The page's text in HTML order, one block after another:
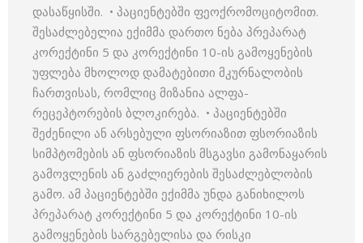
დასაწყისში. • პაციენტებში ფეოქრომოციტომით.
შესაძლებელია ექიმმა დართო ნება პრეპარატ
კორექტინი 5 და კორექტინი 10-ის გამოყენების
უფლება მხოლოდ დამატებითი მკურნალობის
ჩართვისას, რომლიც მიზანია ალფა-
რეცეპტორების ბლოკირება. • პაციენტებში
შეძენილი ან არსებული ფსორიაზით ფსორიაზის
სიმპტომების ან ფსორიაზის მსგავსი გამონაყარის
გამოვლენის ან გაძლიერების შესაძლებლობის
გამო. ამ პაციენტებში ექიმმა უნდა განიხილოს
პრეპარატ კორექტინი 5 და კორექტინი 10-ის
გამოყენების სარგებელისა და რისკი